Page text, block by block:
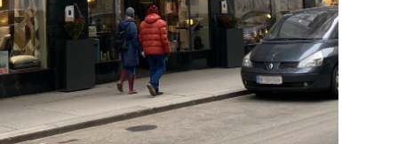
kleine, als